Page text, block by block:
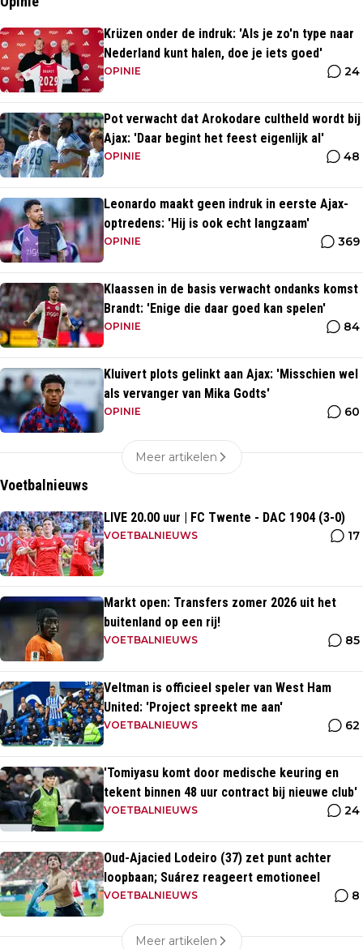
Krüzen onder de indruk: 'Als je zo'n type naar
Nederland kunt halen, doe je iets goed'
OPINIE 24
Pot verwacht dat Arokodare cultheld wordt bij
Ajax: 'Daar begint het feest eigenlijk al'
OPINIE 48
Leonardo maakt geen indruk in eerste Ajax-
optredens: 'Hij is ook echt langzaam'
OPINIE 369
Klaassen in de basis verwacht ondanks komst
Brandt: 'Enige die daar goed kan spelen'
OPINIE 84
Kluivert plots gelinkt aan Ajax: 'Misschien wel
als vervanger van Mika Godts'
OPINIE 60
Meer artikelen
Voetbalnieuws
LIVE 20.00 uur | FC Twente - DAC 1904 (3-0)
VOETBALNIEUWS 17
Markt open: Transfers zomer 2026 uit het
buitenland op een rij!
VOETBALNIEUWS 85
Veltman is officieel speler van West Ham
United: 'Project spreekt me aan'
VOETBALNIEUWS 62
'Tomiyasu komt door medische keuring en
tekent binnen 48 uur contract bij nieuwe club'
VOETBALNIEUWS 24
Oud-Ajacied Lodeiro (37) zet punt achter
loopbaan; Suárez reageert emotioneel
VOETBALNIEUWS 8
Meer artikelen